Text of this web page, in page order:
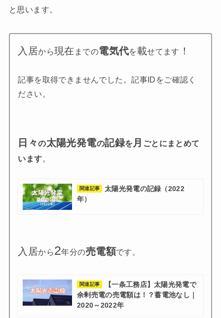
と思います。
入居から現在 までの電気代を載せてます ！
記事を取得できませんでした。記事IDをご確認く
ださい。
日々の太陽光発電の記録を月 ごとにまとめて
います。
関連記事
太陽光発電の記録（2022
年）
入居から2年分の売電額です。
関連記事
【一条工務店】太陽光発電で
余剰売電の売電額は！？蓄電池なし｜
2020～2022年